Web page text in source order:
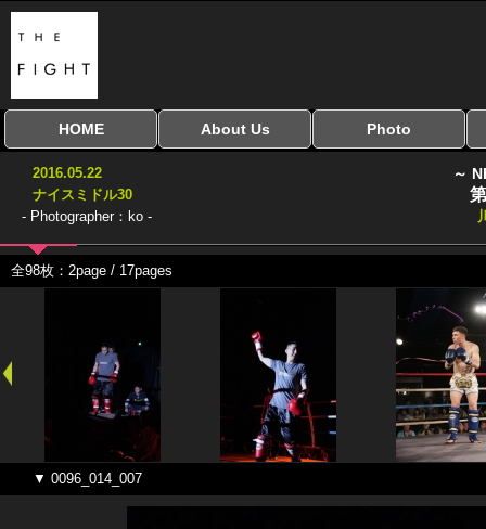
HOME
全興行を表示
ナイスミドル
アマチュアキック
協議会
全日本学生キック
建武館キッズ大会
Bigbang
おやじファイト
About Us Photo
2016.05.22
ナイスミドル30
- Photographer：ko -
～
全98枚：2page / 17pages
▼ 0096_014_007